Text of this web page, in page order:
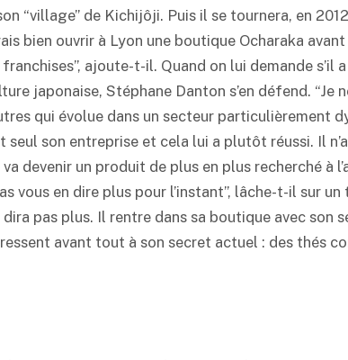
“village” de Kichijôji. Puis il se tournera, en
bien ouvrir à Lyon une boutique Ocharaka
ajoute-t-il. Quand on lui demande s’il a
japonaise, Stéphane Danton s’en défend. “Je
qui évolue dans un secteur particulièrement
son entreprise et cela lui a plutôt réussi. Il n’a
devenir un produit de plus en plus recherché à
vous en dire plus pour l’instant”, lâche-t-il sur
dira pas plus. Il rentre dans sa boutique avec son
avant tout à son secret actuel : des thés